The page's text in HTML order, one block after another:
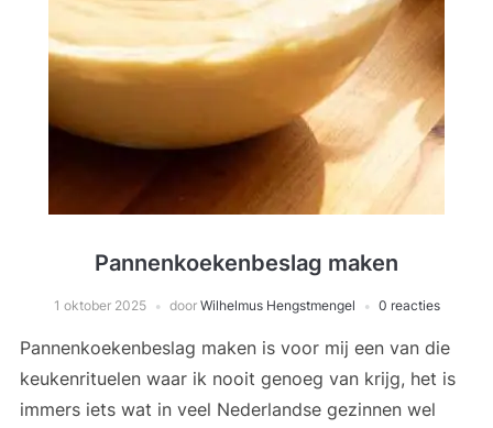
Pannenkoekenbeslag maken
1 oktober 2025 door Wilhelmus Hengstmengel 0 reacties
Pannenkoekenbeslag maken is voor mij een van die
keukenrituelen waar ik nooit genoeg van krijg, het is
immers iets wat in veel Nederlandse gezinnen wel